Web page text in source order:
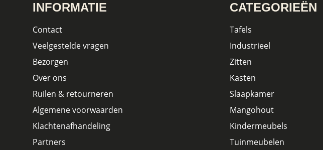
INFORMATIE
Contact
Veelgestelde vragen
Bezorgen
Over ons
Ruilen & retourneren
Algemene voorwaarden
Klachtenafhandeling
Partners
CATEGORIEËN
Tafels
Industrieel
Zitten
Kasten
Slaapkamer
Mangohout
Kindermeubels
Tuinmeubelen